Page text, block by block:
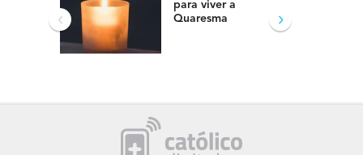
para viver a
Quaresma
‹ ›